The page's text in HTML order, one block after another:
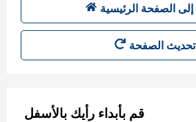
إلى الصفحة الرئيسية
تحديث الصفحة
قم بأبداء رأيك بالأسفل